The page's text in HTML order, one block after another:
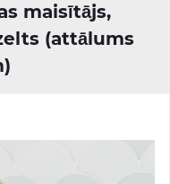
maisītājs,
(attālums